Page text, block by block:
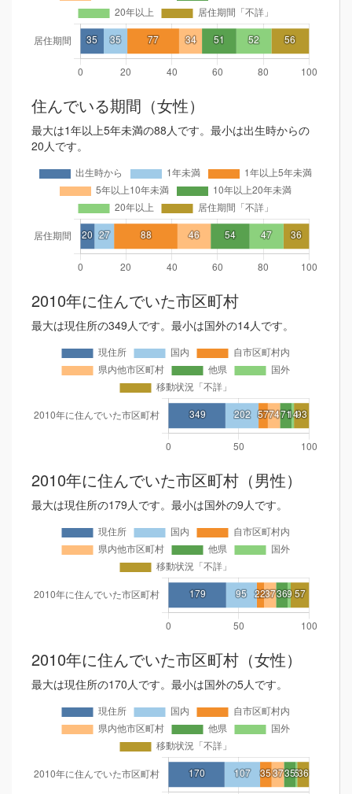
住んでいる期間（女性）
最大は1年以上5年未満の88人です。最小は出生時からの
20人です。
2010年に住んでいた市区町村
最大は現住所の349人です。最小は国外の14人です。
2010年に住んでいた市区町村（男性）
最大は現住所の179人です。最小は国外の9人です。
2010年に住んでいた市区町村（女性）
最大は現住所の170人です。最小は国外の5人です。